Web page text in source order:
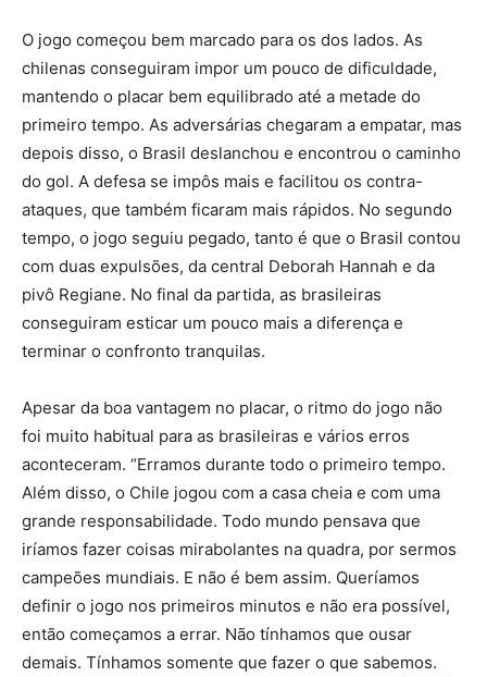
O jogo começou bem marcado para os dos lados. As
chilenas conseguiram impor um pouco de dificuldade,
mantendo o placar bem equilibrado até a metade do
primeiro tempo. As adversárias chegaram a empatar, mas
depois disso, o Brasil deslanchou e encontrou o caminho
do gol. A defesa se impôs mais e facilitou os contra-
ataques, que também ficaram mais rápidos. No segundo
tempo, o jogo seguiu pegado, tanto é que o Brasil contou
com duas expulsões, da central Deborah Hannah e da
pivô Regiane. No final da partida, as brasileiras
conseguiram esticar um pouco mais a diferença e
terminar o confronto tranquilas.
Apesar da boa vantagem no placar, o ritmo do jogo não
foi muito habitual para as brasileiras e vários erros
aconteceram. “Erramos durante todo o primeiro tempo.
Além disso, o Chile jogou com a casa cheia e com uma
grande responsabilidade. Todo mundo pensava que
iríamos fazer coisas mirabolantes na quadra, por sermos
campeões mundiais. E não é bem assim. Queríamos
definir o jogo nos primeiros minutos e não era possível,
então começamos a errar. Não tínhamos que ousar
demais. Tínhamos somente que fazer o que sabemos.